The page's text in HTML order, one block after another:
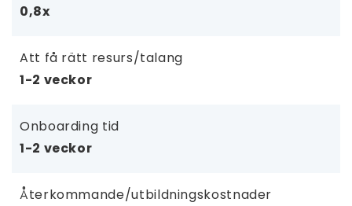
0,8x
Att få rätt resurs/talang
1-2 veckor
Onboarding tid
1-2 veckor
Återkommande/utbildningskostnader